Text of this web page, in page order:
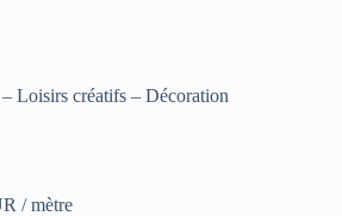
Loisirs créatifs – Décoration
/ mètre